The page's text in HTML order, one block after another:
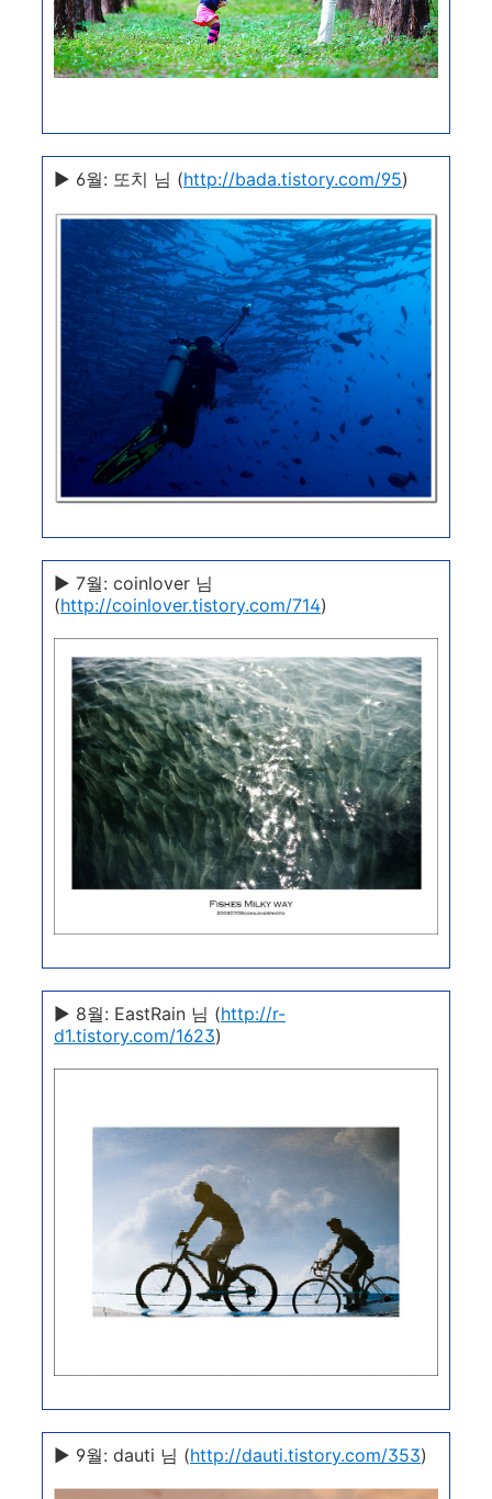
▶ 6월: 또치 님 (http://bada.tistory.com/95)
▶ 7월: coinlover 님
(http://coinlover.tistory.com/714)
▶ 8월: EastRain 님 (http://r-
d1.tistory.com/1623)
▶ 9월: dauti 님 (http://dauti.tistory.com/353)